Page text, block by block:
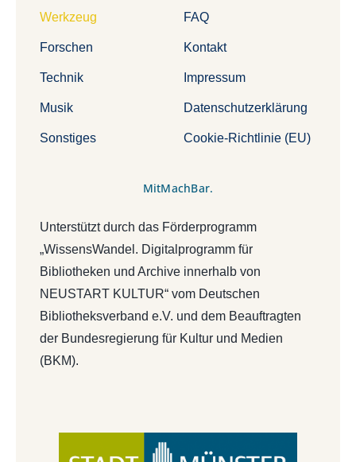
Werkzeug
Forschen
Technik
Musik
Sonstiges
FAQ
Kontakt
Impressum
Datenschutzerklärung
Cookie-Richtlinie (EU)
MitMachBar.
Unterstützt durch das Förderprogramm
„WissensWandel. Digitalprogramm für
Bibliotheken und Archive innerhalb von
NEUSTART KULTUR“ vom Deutschen
Bibliotheksverband e.V. und dem Beauftragten
der Bundesregierung für Kultur und Medien
(BKM).